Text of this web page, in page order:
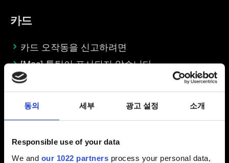
동의 세부 광고 설정 소개
Responsible use of your data
We and our 1022 partners process your personal data,
카드
카드 오작동을 신고하려면
[Mac] 툴팁이 표시되지 않습니다
균형 의회 - 이용 방법
인터페이스 문제를 신고하려면